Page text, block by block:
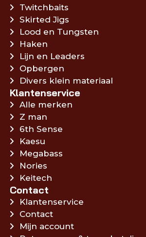
Twitchbaits
Skirted Jigs
Lood en Tungsten
Haken
Lijn en Leaders
Opbergen
Divers klein materiaal
Klantenservice
Alle merken
Z man
6th Sense
Kaesu
Megabass
Nories
Keitech
Contact
Klantenservice
Contact
Mijn account